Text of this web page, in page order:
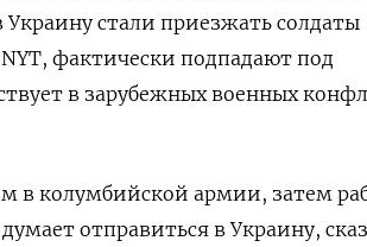
Украину стали приезжать солдаты
фактически подпадают под
в зарубежных военных
в колумбийской армии, затем
отправиться в Украину,